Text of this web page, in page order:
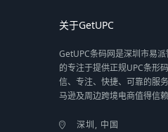
关于GetUPC
GetUPC条码网是深圳市易
的专注于提供正规UPC条形
信、专注、快捷、可靠的服
马逊及周边跨境电商值得信
深圳, 中国